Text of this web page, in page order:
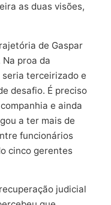
as duas visões,
de Gaspar
proa da
terceirizado e
desafio. É preciso
e ainda
a ter mais de
funcionários
cinco gerentes
judicial